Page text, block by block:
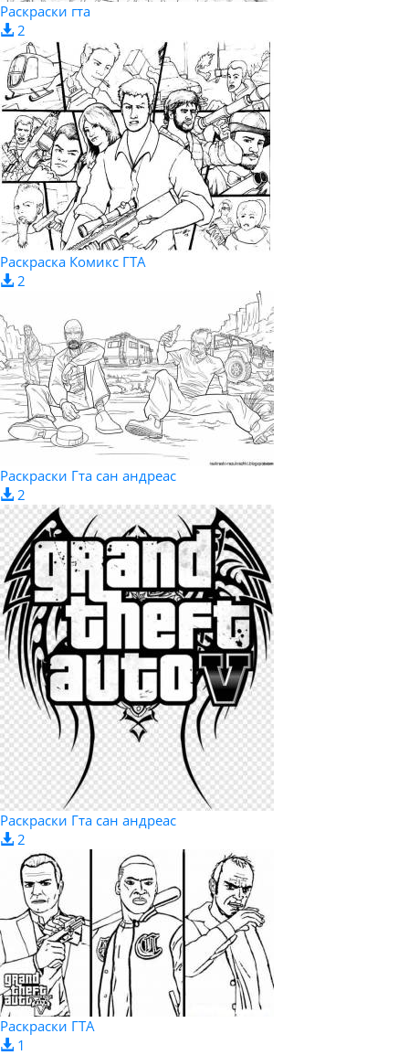
Раскраски гта
2
Раскраска Комикс ГТА
2
Раскраски Гта сан андреас
2
Раскраски Гта сан андреас
2
Раскраски ГТА
1